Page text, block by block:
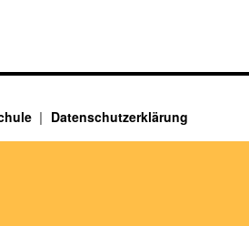
Datenschutzerklärung